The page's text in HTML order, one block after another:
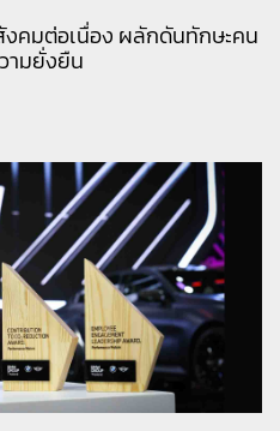
งคมต่อเนื่อง ผลักดันทักษะคน
ามยั่งยืน